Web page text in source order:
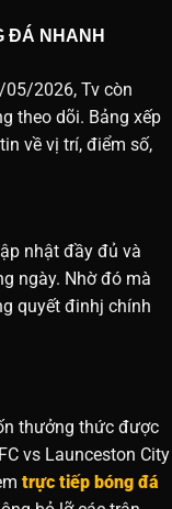
ĐÁ NHANH
2026, Tv còn
theo dõi. Bảng xếp
về vị trí, điểm số,
nhật đầy đủ và
ngày. Nhờ đó mà
quyết đinhj chính
thưởng thức được
vs Launceston City
trực tiếp bóng đá